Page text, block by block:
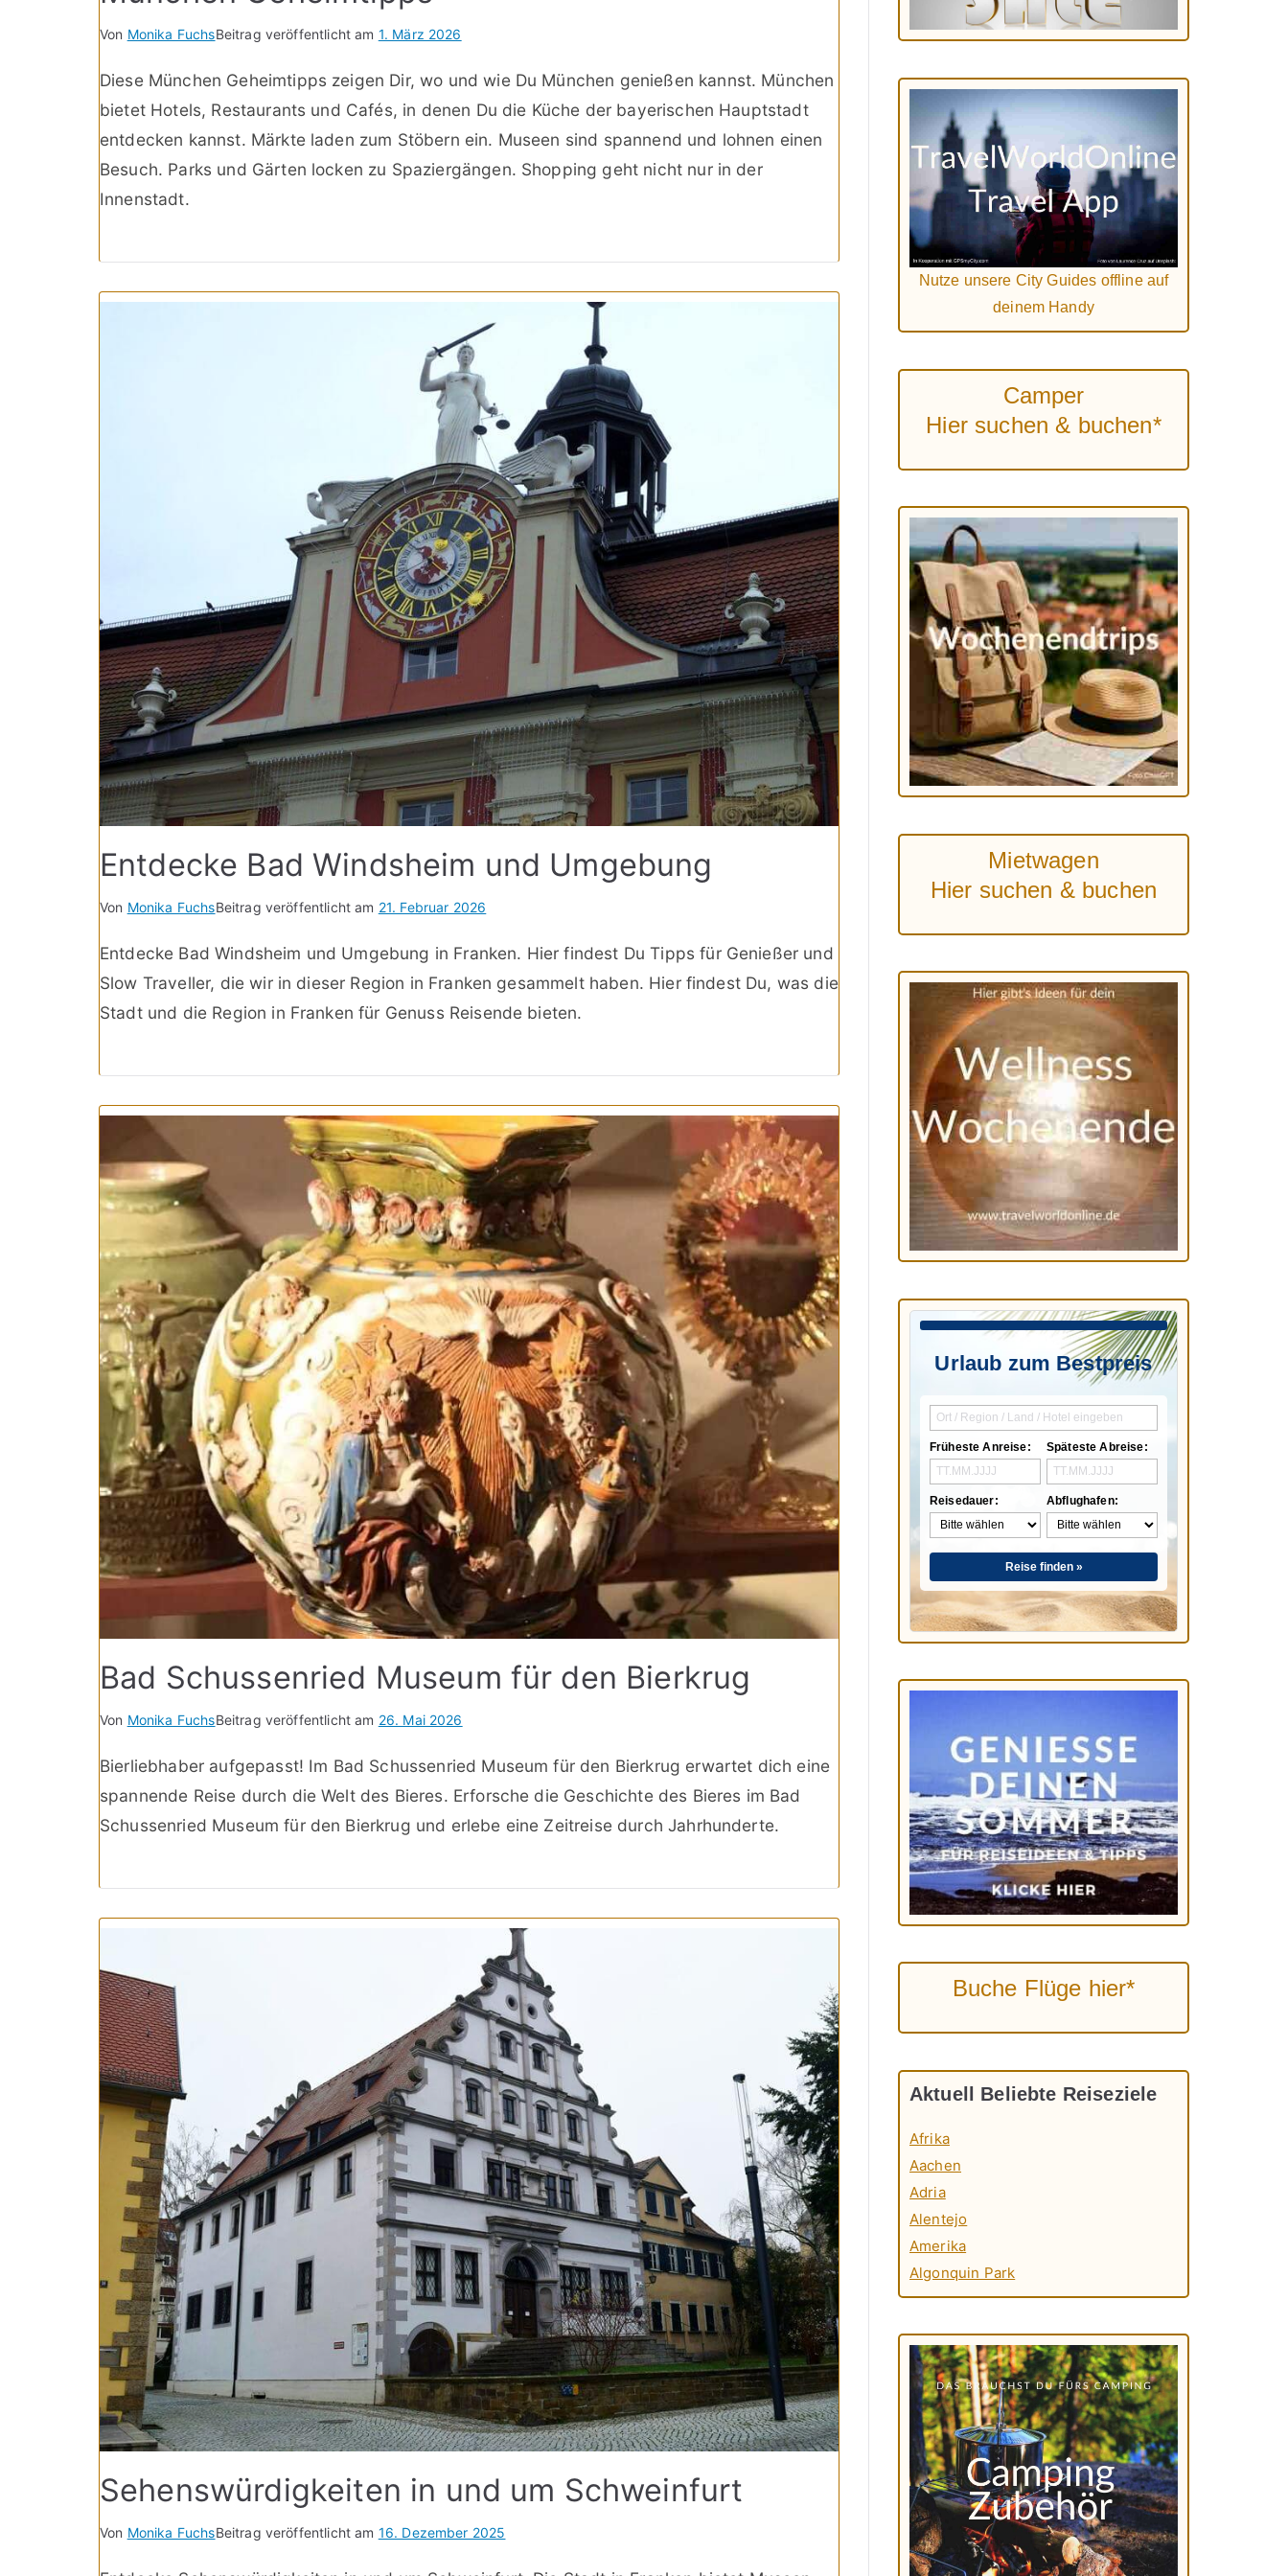
Von Monika FuchsBeitrag veröffentlicht am 1. März 2026
Diese München Geheimtipps zeigen Dir, wo und wie Du München genießen kannst. München
bietet Hotels, Restaurants und Cafés, in denen Du die Küche der bayerischen Hauptstadt
entdecken kannst. Märkte laden zum Stöbern ein. Museen sind spannend und lohnen einen
Besuch. Parks und Gärten locken zu Spaziergängen. Shopping geht nicht nur in der
Innenstadt.
Entdecke Bad Windsheim und Umgebung
Von Monika FuchsBeitrag veröffentlicht am 21. Februar 2026
Entdecke Bad Windsheim und Umgebung in Franken. Hier findest Du Tipps für Genießer und
Slow Traveller, die wir in dieser Region in Franken gesammelt haben. Hier findest Du, was die
Stadt und die Region in Franken für Genuss Reisende bieten.
Bad Schussenried Museum für den Bierkrug
Von Monika FuchsBeitrag veröffentlicht am 26. Mai 2026
Bierliebhaber aufgepasst! Im Bad Schussenried Museum für den Bierkrug erwartet dich eine
spannende Reise durch die Welt des Bieres. Erforsche die Geschichte des Bieres im Bad
Schussenried Museum für den Bierkrug und erlebe eine Zeitreise durch Jahrhunderte.
Sehenswürdigkeiten in und um Schweinfurt
Von Monika FuchsBeitrag veröffentlicht am 16. Dezember 2025
Nutze unsere City Guides offline auf
deinem Handy
Camper
Hier suchen & buchen*
Mietwagen
Hier suchen & buchen
Urlaub zum Bestpreis
Früheste Anreise:
Reisedauer:
Späteste Abreise:
Abflughafen:
Reise finden »
Buche Flüge hier*
Aktuell Beliebte Reiseziele
Afrika
Aachen
Adria
Alentejo
Amerika
Algonquin Park